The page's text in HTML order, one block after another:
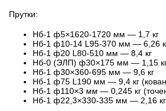
Прутки:
Нб-1 ф5×1620-1720 мм — 1,7 кг
Нб-1 ф10-14 L95-370 мм — 6,26
Нб-1 ф20 L80-510 мм — 8,4 кг
Нб-0 (ЭЛП) ф30×175 мм — 1,15
Нб-1 ф30×360-695 мм — 9,6 кг
Нб-1 ф75 L190 мм — 9,4 кг
Нб-1 ф110×3 мм — 0,245 кг
Нб-1 ф22,3×330-335 мм — 2,16 кг